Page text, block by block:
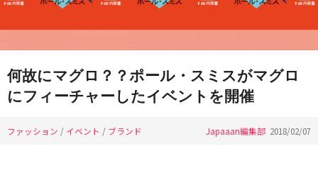
何故にマグロ？？ポール・スミスがマグロ
にフィーチャーしたイベントを開催
ファッション / イベント / ブランド Japaaan編集部 2018/02/07